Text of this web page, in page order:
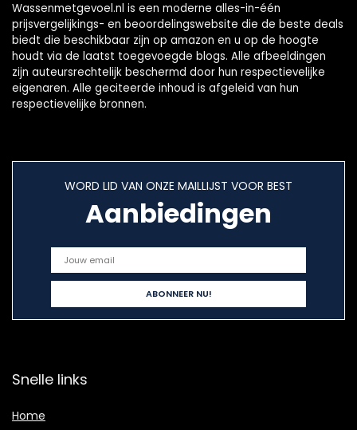
Wassenmetgevoel.nl is een moderne alles-in-één
prijsvergelijkings- en beoordelingswebsite die de beste deals
biedt die beschikbaar zijn op amazon en u op de hoogte
houdt via de laatst toegevoegde blogs. Alle afbeeldingen
zijn auteursrechtelijk beschermd door hun respectievelijke
eigenaren. Alle geciteerde inhoud is afgeleid van hun
respectievelijke bronnen.
WORD LID VAN ONZE MAILLIJST VOOR BEST
Aanbiedingen
Snelle links
Home